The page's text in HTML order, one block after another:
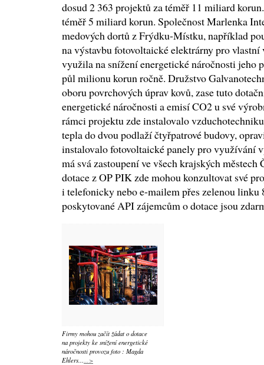
dosud 2 363 projektů za téměř 11 miliard
téměř 5 miliard korun. Společnost Marlenka
medových dortů z Frýdku-Místku, například
na výstavbu fotovoltaické elektrárny pro
využila na snížení energetické náročnosti jeho
půl milionu korun ročně. Družstvo
oboru povrchových úprav kovů, zase tuto
energetické náročnosti a emisí CO2 u své
rámci projektu zde instalovalo
tepla do dvou podlaží čtyřpatrové budovy,
instalovalo fotovoltaické panely pro využívání
má svá zastoupení ve všech krajských
dotace z OP PIK zde mohou konzultovat své
i telefonicky nebo e-mailem přes zelenou linku
poskytované API zájemcům o dotace jsou
Firmy mohou začít žádat o dotace
na projekty ke snížení energetické
náročnosti provozu foto : Magda
Ehlers......>